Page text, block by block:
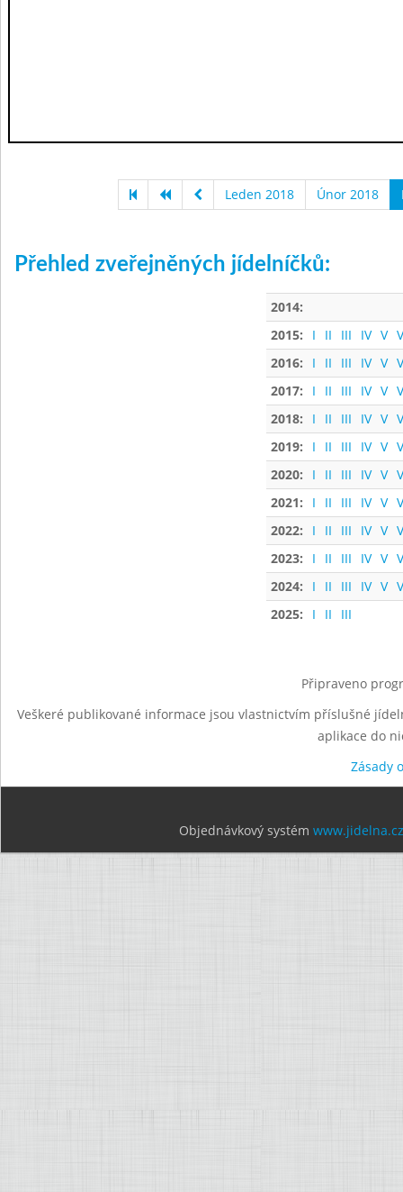
Leden 2018 Únor 2018
Přehled zveřejněných jídelníčků:
2014:
2015:
I II III IV V
2016:
I II III IV V
2017:
I II III IV V
2018:
I II III IV V
2019:
I II III IV V
2020:
I II III IV V
2021:
I II III IV V
2022:
I II III IV V
2023:
I II III IV V
2024:
I II III IV V
2025:
I II III
Připraveno
Veškeré publikované informace jsou vlastnictvím příslušné
aplikace do
Zásady
Objednávkový systém www.jidelna.cz